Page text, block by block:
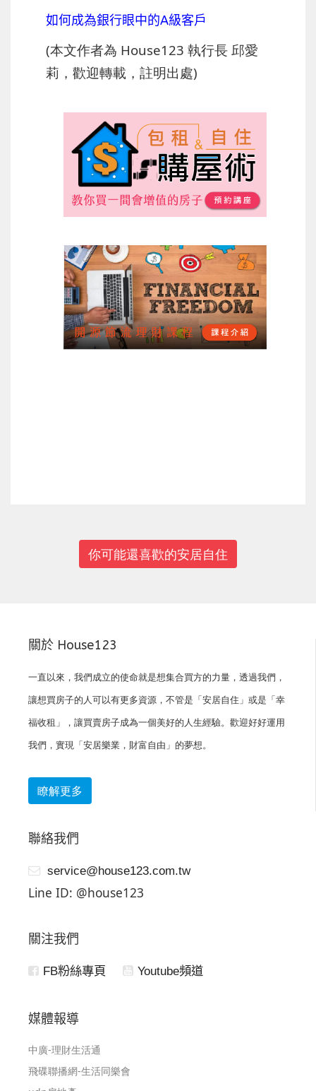
如何成為銀行眼中的A級客戶
(本文作者為 House123 執行長 邱愛
莉，歡迎轉載，註明出處)
你可能還喜歡的安居自住
關於 House123
一直以來，我們成立的使命就是想集合買方的力量，透過我們，
讓想買房子的人可以有更多資源，不管是「安居自住」或是「幸
福收租」，讓買賣房子成為一個美好的人生經驗。歡迎好好運用
我們，實現「安居樂業，財富自由」的夢想。
瞭解更多
聯絡我們
service@house123.com.tw
Line ID: @house123
關注我們
FB粉絲專頁 Youtube頻道
媒體報導
中廣-理財生活通
飛碟聯播網-生活同樂會